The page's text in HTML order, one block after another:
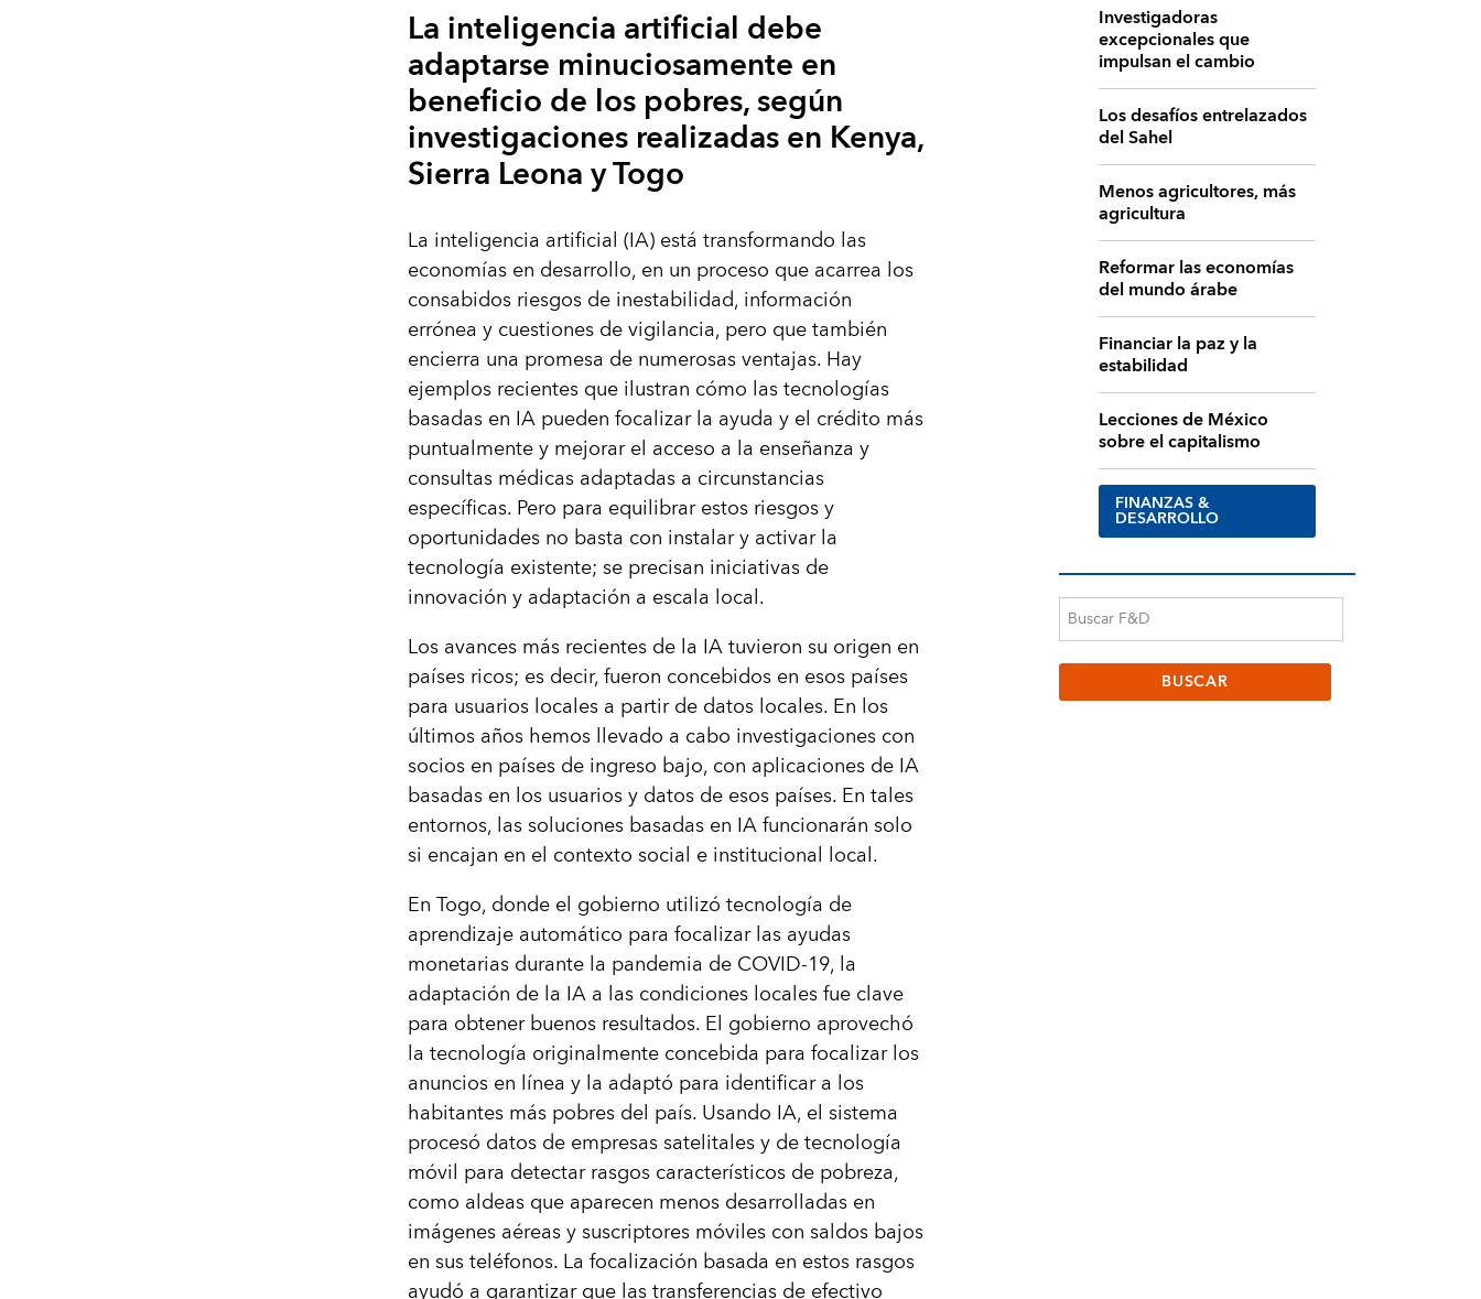
La inteligencia artificial debe
adaptarse minuciosamente en
beneficio de los pobres, según
investigaciones realizadas en Kenya,
Sierra Leona y Togo
La inteligencia artificial (IA) está transformando las
economías en desarrollo, en un proceso que acarrea los
consabidos riesgos de inestabilidad, información
errónea y cuestiones de vigilancia, pero que también
encierra una promesa de numerosas ventajas. Hay
ejemplos recientes que ilustran cómo las tecnologías
basadas en IA pueden focalizar la ayuda y el crédito más
puntualmente y mejorar el acceso a la enseñanza y
consultas médicas adaptadas a circunstancias
específicas. Pero para equilibrar estos riesgos y
oportunidades no basta con instalar y activar la
tecnología existente; se precisan iniciativas de
innovación y adaptación a escala local.
Los avances más recientes de la IA tuvieron su origen en
países ricos; es decir, fueron concebidos en esos países
para usuarios locales a partir de datos locales. En los
últimos años hemos llevado a cabo investigaciones con
socios en países de ingreso bajo, con aplicaciones de IA
basadas en los usuarios y datos de esos países. En tales
entornos, las soluciones basadas en IA funcionarán solo
si encajan en el contexto social e institucional local.
En Togo, donde el gobierno utilizó tecnología de
aprendizaje automático para focalizar las ayudas
monetarias durante la pandemia de COVID-19, la
adaptación de la IA a las condiciones locales fue clave
para obtener buenos resultados. El gobierno aprovechó
la tecnología originalmente concebida para focalizar los
anuncios en línea y la adaptó para identificar a los
habitantes más pobres del país. Usando IA, el sistema
procesó datos de empresas satelitales y de tecnología
móvil para detectar rasgos característicos de pobreza,
como aldeas que aparecen menos desarrolladas en
imágenes aéreas y suscriptores móviles con saldos bajos
en sus teléfonos. La focalización basada en estos rasgos
ayudó a garantizar que las transferencias de efectivo
Investigadoras
excepcionales que
impulsan el cambio
Los desafíos entrelazados
del Sahel
Menos agricultores, más
agricultura
Reformar las economías
del mundo árabe
Financiar la paz y la
estabilidad
Lecciones de México
sobre el capitalismo
FINANZAS &
DESARROLLO